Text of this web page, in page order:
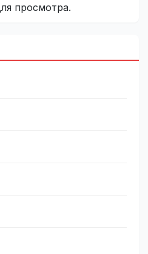
просмотра.